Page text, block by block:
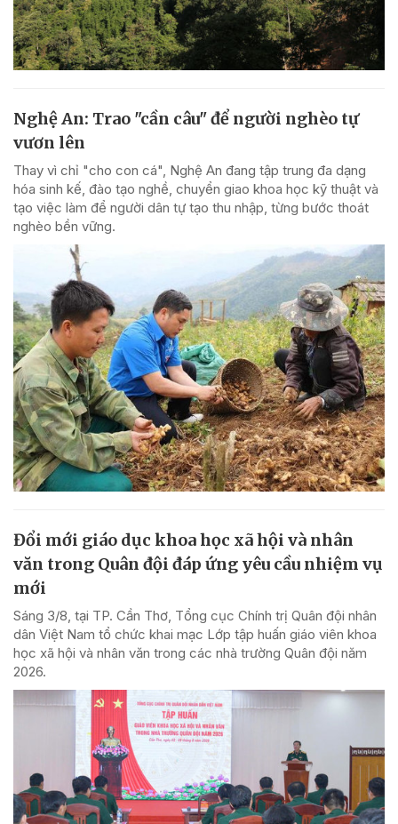
Nghệ An: Trao "cần câu" để người nghèo tự
vươn lên
Thay vì chỉ "cho con cá", Nghệ An đang tập trung đa dạng
hóa sinh kế, đào tạo nghề, chuyển giao khoa học kỹ thuật và
tạo việc làm để người dân tự tạo thu nhập, từng bước thoát
nghèo bền vững.
Đổi mới giáo dục khoa học xã hội và nhân
văn trong Quân đội đáp ứng yêu cầu nhiệm vụ
mới
Sáng 3/8, tại TP. Cần Thơ, Tổng cục Chính trị Quân đội nhân
dân Việt Nam tổ chức khai mạc Lớp tập huấn giáo viên khoa
học xã hội và nhân văn trong các nhà trường Quân đội năm
2026.